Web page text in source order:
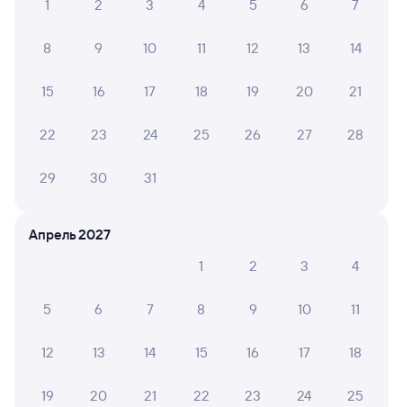
1
2 3 4 5 6 7
8 9 10 11 12 13 14
15 16 17 18 19 20 21
22 23 24 25 26 27 28
29 30 31
Апрель 2027
1
2 3 4
5 6 7 8 9 10 11
12 13 14 15 16 17 18
19 20 21 22 23 24 25